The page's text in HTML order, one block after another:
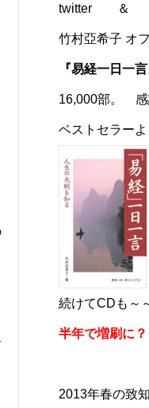
twitter ＆
竹村亞希子 オ
『易経一日一
16,000部。 感
ベストセラー
続けてCDも～
半年で増刷に？
2013年春の致